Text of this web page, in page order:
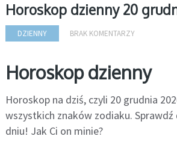
Horoskop dzienny 20
DZIENNY BRAK KOMENTARZY
Horoskop dzienny
Horoskop na dziś, czyli 20 grudnia
wszystkich znaków zodiaku. Sprawdź
dniu! Jak Ci on minie?